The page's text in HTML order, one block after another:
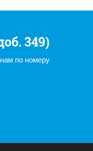
349)
по номеру